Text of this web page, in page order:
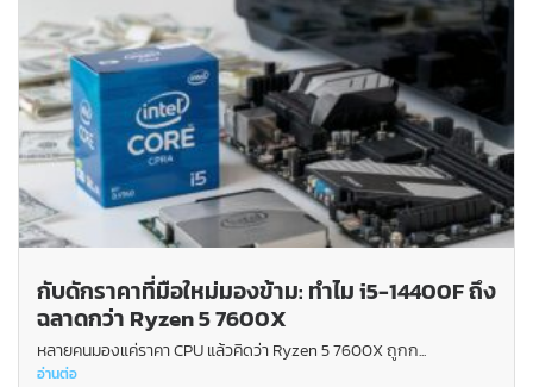
กับดักราคาที่มือใหม่มองข้าม: ทำไม i5-14400F ถึง
ฉลาดกว่า Ryzen 5 7600X
หลายคนมองแค่ราคา CPU แล้วคิดว่า Ryzen 5 7600X ถูกก...
อ่านต่อ